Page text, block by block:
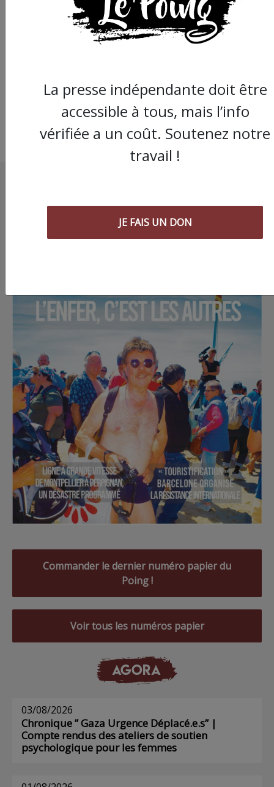
Sans féminisme, la
anticapitaliste n'est
Commander le dernier numéro papier du
Poing !
Voir tous les numéros papier
AGORA
03/08/2026
Chronique ” Gaza Urgence Déplacé.e.s” |
Compte rendus des ateliers de soutien
psychologique pour les femmes
La presse indépendante doit être
accessible à tous, mais l’info
vérifiée a un coût. Soutenez notre
travail !
JE FAIS UN DON